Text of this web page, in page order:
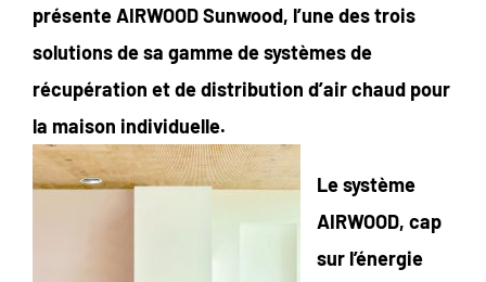
présente AIRWOOD Sunwood, l’une des trois
solutions desa gammede systèmes de
récupération et de distribution d’air chaud pour
la maison individuelle.
Le système
AIRWOOD, cap
sur l’énergie